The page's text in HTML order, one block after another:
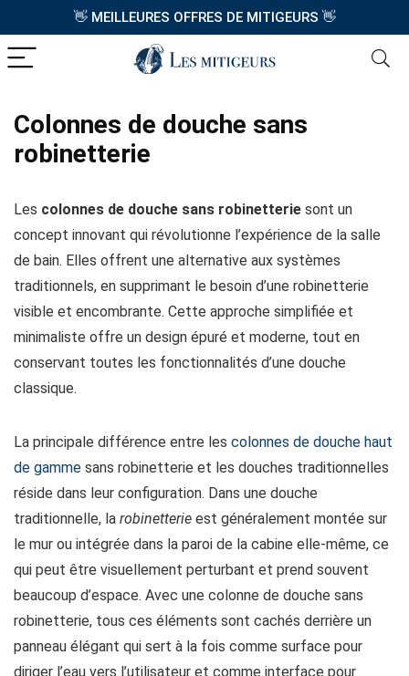
👋MEILLEURES OFFRES DE MITIGEURS 👋
Colonnes de douche sans
robinetterie
Les colonnes de douche sans robinetterie sont un
concept innovant qui révolutionne l’expérience de la salle
de bain. Elles offrent une alternative aux systèmes
traditionnels, en supprimant le besoin d’une robinetterie
visible et encombrante. Cette approche simplifiée et
minimaliste offre un design épuré et moderne, tout en
conservant toutes les fonctionnalités d’une douche
classique.
La principale différence entre les colonnes de douche haut
de gamme sans robinetterie et les douches traditionnelles
réside dans leur configuration. Dans une douche
traditionnelle, la robinetterie est généralement montée sur
le mur ou intégrée dans la paroi de la cabine elle-même, ce
qui peut être visuellement perturbant et prend souvent
beaucoup d’espace. Avec une colonne de douche sans
robinetterie, tous ces éléments sont cachés derrière un
panneau élégant qui sert à la fois comme surface pour
diriger l’eau vers l’utilisateur et comme interface pour